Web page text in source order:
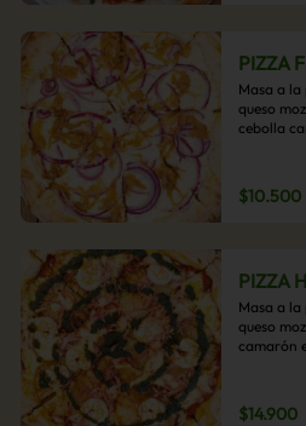
PIZZA
Masa a la
queso
cebolla
$10.500
PIZZA
Masa a
queso
camarón
$14.900